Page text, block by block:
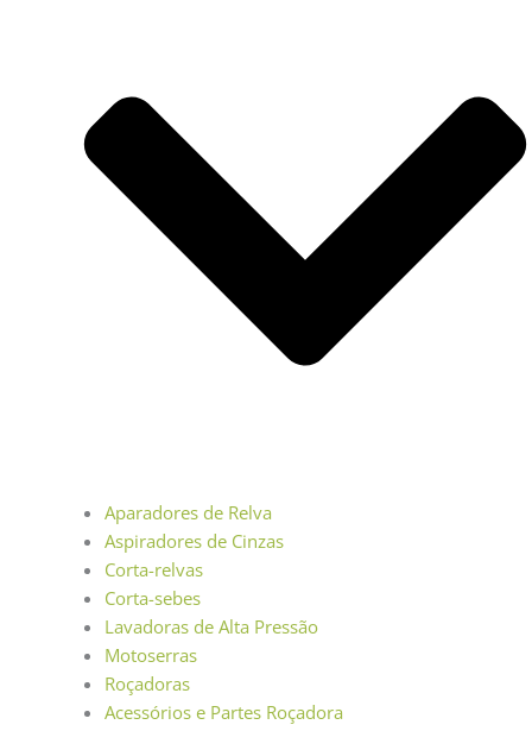
Aparadores de Relva
Aspiradores de Cinzas
Corta-relvas
Corta-sebes
Lavadoras de Alta Pressão
Motoserras
Roçadoras
Acessórios e Partes Roçadora